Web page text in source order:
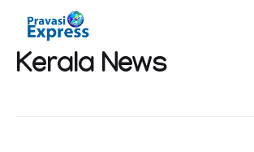
Kerala News